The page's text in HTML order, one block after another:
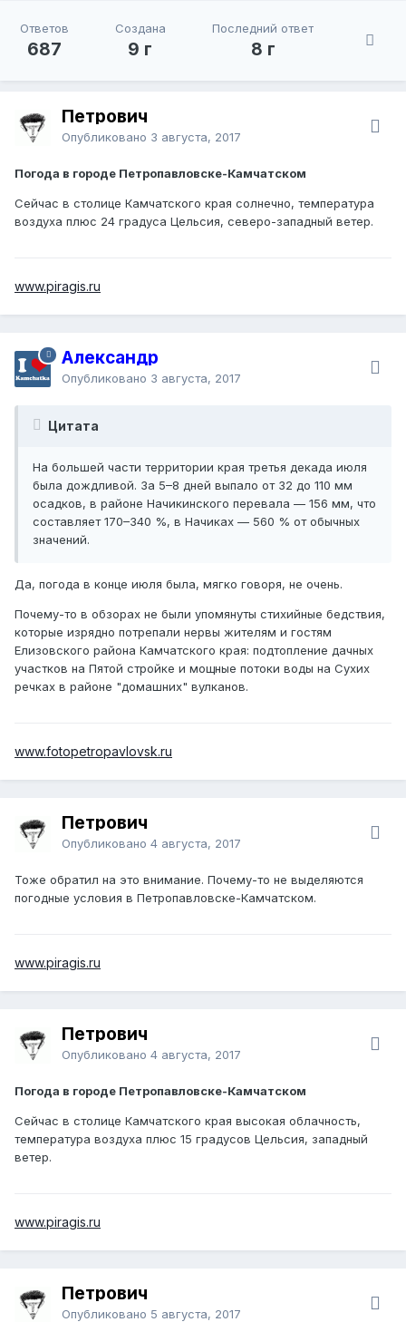
Ответов
687
Создана
9 г
Последний ответ
8 г
Петрович
Опубликовано 3 августа, 2017
Погода в городе Петропавловске-Камчатском
Сейчас в столице Камчатского края солнечно, температура
воздуха плюс 24 градуса Цельсия, северо-западный ветер.
www.piragis.ru
Александр
Опубликовано 3 августа, 2017
Цитата
На большей части территории края третья декада июля
была дождливой. За 5–8 дней выпало от 32 до 110 мм
осадков, в районе Начикинского перевала — 156 мм, что
составляет 170–340 %, в Начиках — 560 % от обычных
значений.
Да, погода в конце июля была, мягко говоря, не очень.
Почему-то в обзорах не были упомянуты стихийные бедствия,
которые изрядно потрепали нервы жителям и гостям
Елизовского района Камчатского края: подтопление дачных
участков на Пятой стройке и мощные потоки воды на Сухих
речках в районе "домашних" вулканов.
www.fotopetropavlovsk.ru
Петрович
Опубликовано 4 августа, 2017
Тоже обратил на это внимание. Почему-то не выделяются
погодные условия в Петропавловске-Камчатском.
www.piragis.ru
Петрович
Опубликовано 4 августа, 2017
Погода в городе Петропавловске-Камчатском
Сейчас в столице Камчатского края высокая облачность,
температура воздуха плюс 15 градусов Цельсия, западный
ветер.
www.piragis.ru
Петрович
Опубликовано 5 августа, 2017